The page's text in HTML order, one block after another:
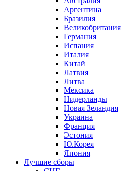
Аргентина
Бразилия
Великобритания
Германия
Испания
Италия
Китай
Латвия
Литва
Мексика
Нидерланды
Новая Зеландия
Украина
Франция
Эстония
Ю.Корея
Япония
Лучшие сборы